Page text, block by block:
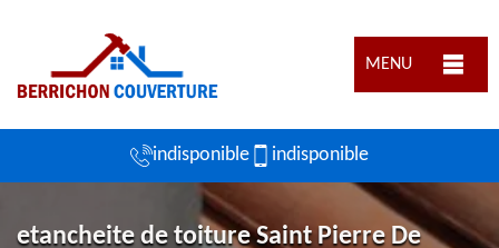
MENU
indisponible indisponible
etancheite de toiture Saint Pierre De